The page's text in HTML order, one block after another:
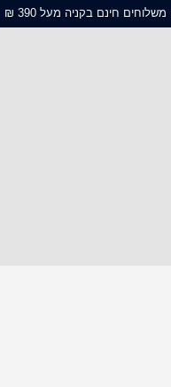
משלוחים חינם בקניה מעל 390 ₪